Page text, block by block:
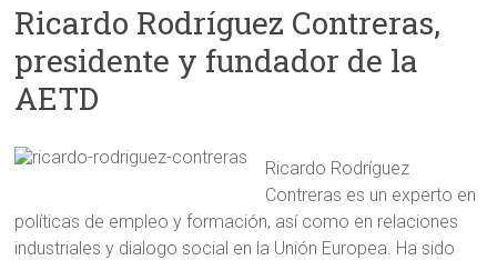
Ricardo Rodríguez Contreras,
presidente y fundador de la
AETD
Ricardo Rodríguez
Contreras es un experto en
políticas de empleo y formación, así como en relaciones
industriales y dialogo social en la Unión Europea. Ha sido